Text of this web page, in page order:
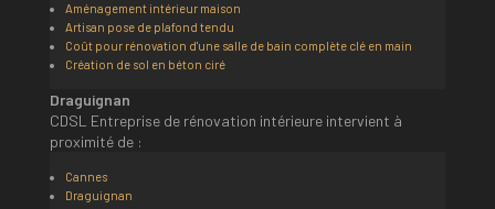
Aménagement intérieur maison
Artisan pose de plafond tendu
Coût pour rénovation d'une salle de bain complète clé en main
Création de sol en béton ciré
Draguignan
CDSL Entreprise de rénovation intérieure intervient à
proximité de :
Cannes
Draguignan